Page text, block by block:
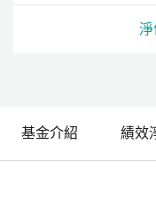
淨
基金介紹 績效